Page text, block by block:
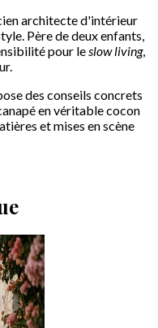
architecte d'intérieur
Père de deux enfants,
pour le slow living,
des conseils concrets
en véritable cocon
et mises en scène